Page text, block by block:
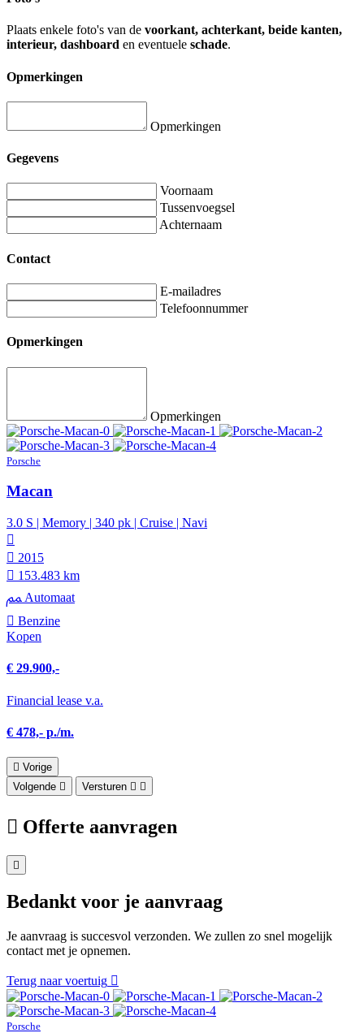
Plaats enkele foto's van de voorkant, achterkant, beide kanten,
interieur, dashboard en eventuele schade.
Opmerkingen
Opmerkingen
Gegevens
Voornaam
Tussenvoegsel
Achternaam
Contact
E-mailadres
Telefoonnummer
Opmerkingen
Opmerkingen
Porsche
Macan
3.0 S | Memory | 340 pk | Cruise | Navi
2015
153.483 km
Automaat
Benzine
Kopen
€ 29.900,-
Financial lease v.a.
€ 478,- p./m.
Vorige
Volgende
Versturen
Offerte aanvragen
Bedankt voor je aanvraag
Je aanvraag is succesvol verzonden. We zullen zo snel mogelijk
contact met je opnemen.
Terug naar voertuig
Porsche